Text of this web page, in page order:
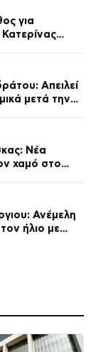
για
Απειλεί
μετά την
Νέα
χαμό στο
Ανέμελη
ήλιο με